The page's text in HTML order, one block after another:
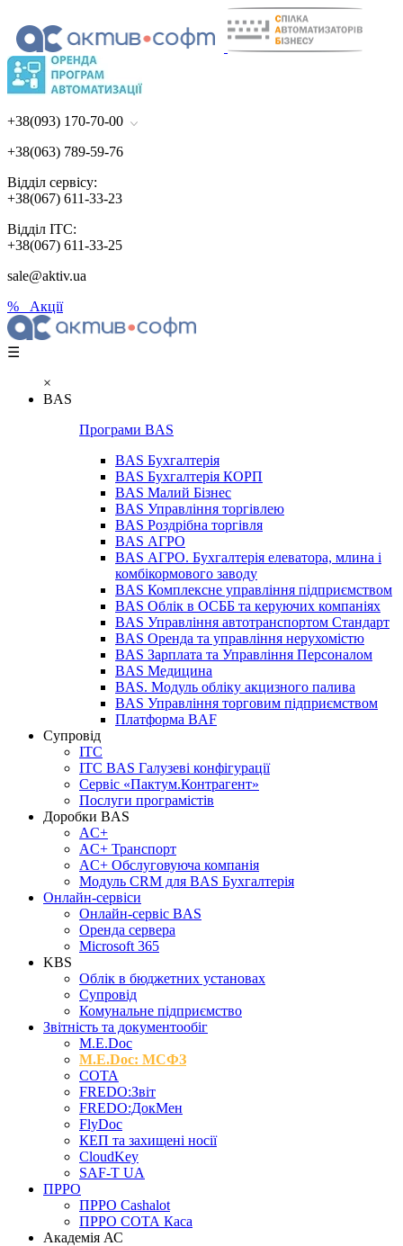
+38(093) 170-70-00
+38(063) 789-59-76
Відділ сервісу:
+38(067) 611-33-23
Відділ ІТС:
+38(067) 611-33-25
sale@aktiv.ua
% Акції
☰
×
BAS
Програми BAS
BAS Бухгалтерія
BAS Бухгалтерія КОРП
BAS Малий Бізнес
BAS Управління торгівлею
BAS Роздрібна торгівля
BAS АГРО
BAS АГРО. Бухгалтерія елеватора, млина і
комбікормового заводу
BAS Комплексне управління підприємством
BAS Облік в ОСББ та керуючих компаніях
BAS Управління автотранспортом Стандарт
BAS Оренда та управління нерухомістю
BAS Зарплата та Управління Персоналом
BAS Медицина
BAS. Модуль обліку акцизного палива
BAS Управління торговим підприємством
Платформа BAF
Супровід
ІТС
ІТС BAS Галузеві конфігурації
Сервіс «Пактум.Контрагент»
Послуги програмістів
Доробки BAS
AC+
AC+ Транспорт
AC+ Обслуговуюча компанія
Модуль CRM для BAS Бухгалтерія
Онлайн-сервіси
Онлайн-сервіс BAS
Оренда сервера
Microsoft 365
KBS
Облік в бюджетних установах
Супровід
Комунальне підприємство
Звітність та документообіг
M.Е.Doc
M.E.Doc: МСФЗ
СОТА
FREDO:Звіт
FREDO:ДокМен
FlyDoc
КЕП та захищені носії
CloudKey
SAF-T UA
ПРРО
ПРРО Cashalot
ПРРО СОТА Каса
Академія АС